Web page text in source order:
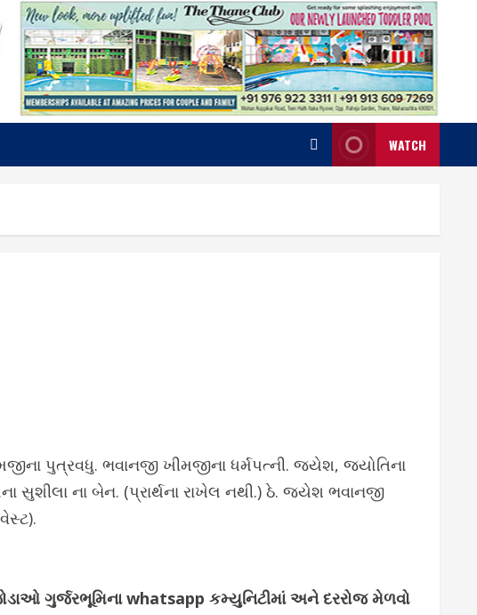
WATCH
પુત્રવધુ. ભવાનજી ખીમજીના ધર્મપત્ની. જયેશ, જ્યોતિના
સુશીલા ના બેન. (પ્રાર્થના રાખેલ નથી.) ઠે. જયેશ ભવાનજી
ગુર્જરભૂમિના whatsapp કમ્યુનિટીમાં અને દરરોજ મેળવો